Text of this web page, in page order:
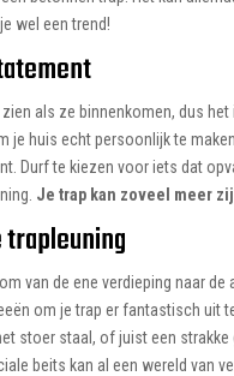
wel een trend!
als ze binnenkomen, dus
je huis echt persoonlijk te
Durf te kiezen voor iets dat
Je trap kan zoveel meer
van de ene verdieping naar
om je trap er fantastisch uit
stoer staal, of juist een
beits kan al een wereld van